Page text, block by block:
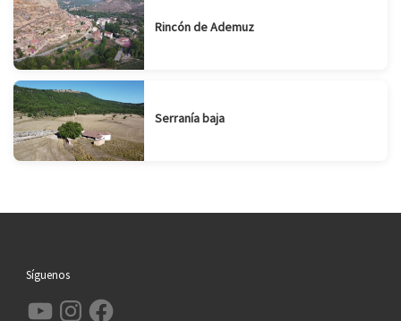
Rincón de Ademuz
Serranía baja
Síguenos
YouTube InstagramFacebook